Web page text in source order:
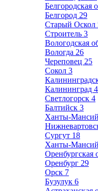
Белгородская
Белгород 29
Старый Оскол
Строитель 3
Вологодская
Вологда 26
Череповец 25
Сокол 3
Калининград
Светлогорск 4
Балтийск 3
Ханты-
Сургут 18
Ханты-
Оренбургская
Оренбург 29
Орск 7
Бузулук 6